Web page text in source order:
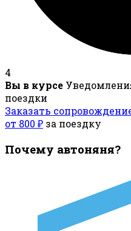
4
Вы в курсе
поездки
Заказать
от 800 ₽ за поездку
Почему автоняня?